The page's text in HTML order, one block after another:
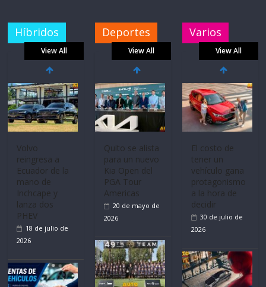
Híbridos
View All
Mercado
automotor
nacional cierra
su mejor 1er
semestre en la
historia
11 de julio de
2026
Deportes
View All
La FEDAK
recibe 12
Sinotruk
Bolden para
cubrir las rutas
de La Vuelta
31 de julio de
Varios
View All
Ultima película
‘Spider‑Man:
Brand New
Day’ pone en
escena a
BMW
29 de julio de
2026